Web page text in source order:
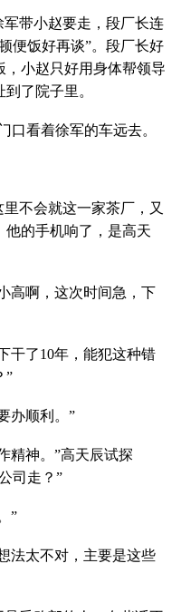
带小赵要走，段厂长连
便饭好再谈”。段厂长好
小赵只好用身体帮领导
了院子里。
口看着徐军的车远去。
不会就这一家茶厂，又
他的手机响了，是高天
高啊，这次时间急，下
干了10年，能犯这种错
”
办顺利。”
精神。”高天辰试探
司走？”
”
法太不对，主要是这些